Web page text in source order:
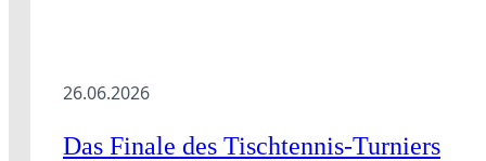
26.06.2026
Das Finale des Tischtennis-Turniers